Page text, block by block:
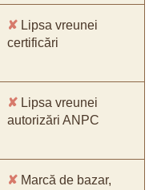
✘ Lipsa vreunei
certificări
✘ Lipsa vreunei
autorizări ANPC
✘ Marcă de bazar,